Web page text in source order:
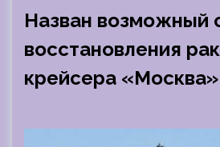
Назван возможный
восстановления
крейсера «Москва»